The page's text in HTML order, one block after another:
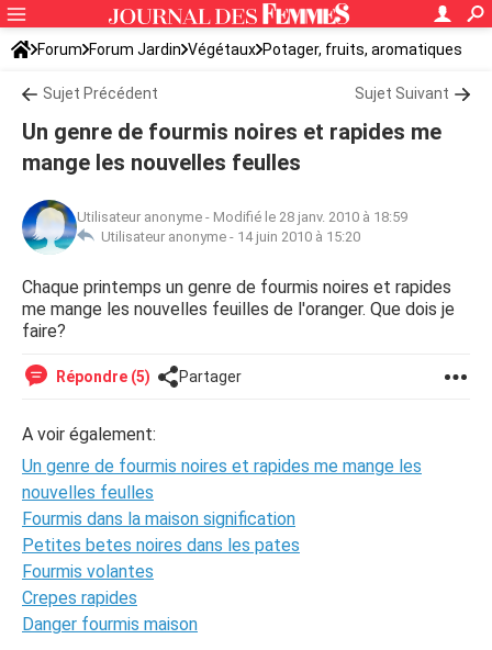
Forum Forum Jardin Végétaux Potager, fruits, aromatiques
Sujet Précédent Sujet Suivant
Un genre de fourmis noires et rapides me
mange les nouvelles feulles
Utilisateur anonyme - Modifié le 28 janv. 2010 à 18:59
Utilisateur anonyme - 14 juin 2010 à 15:20
Chaque printemps un genre de fourmis noires et rapides
me mange les nouvelles feuilles de l'oranger. Que dois je
faire?
Répondre (5) Partager
A voir également:
Un genre de fourmis noires et rapides me mange les
nouvelles feulles
Fourmis dans la maison signification
Petites betes noires dans les pates
Fourmis volantes
Crepes rapides
Danger fourmis maison